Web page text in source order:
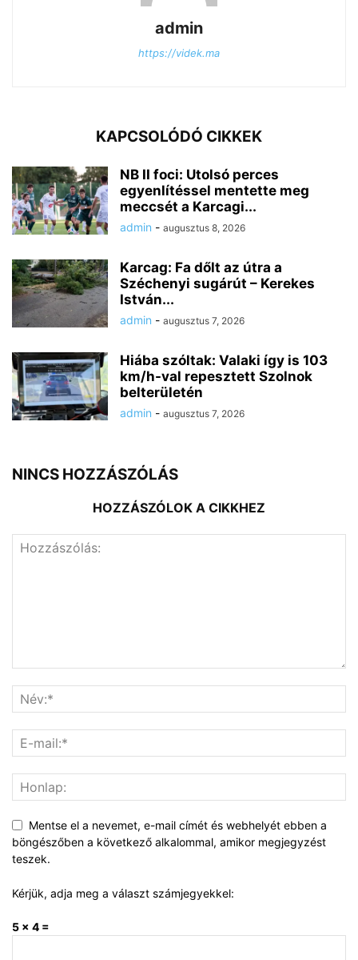
admin
https://videk.ma
KAPCSOLÓDÓ CIKKEK
NB II foci: Utolsó perces
egyenlítéssel mentette meg
meccsét a Karcagi...
admin - augusztus 8, 2026
Karcag: Fa dőlt az útra a
Széchenyi sugárút – Kerekes
István...
admin - augusztus 7, 2026
Hiába szóltak: Valaki így is 103
km/h-val repesztett Szolnok
belterületén
admin - augusztus 7, 2026
NINCS HOZZÁSZÓLÁS
HOZZÁSZÓLOK A CIKKHEZ
Mentse el a nevemet, e-mail címét és webhelyét ebben a
böngészőben a következő alkalommal, amikor megjegyzést
teszek.
Kérjük, adja meg a választ számjegyekkel:
5 × 4 =